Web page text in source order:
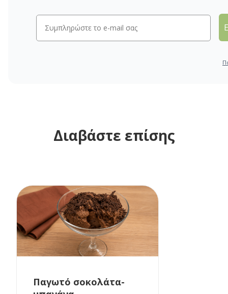
Διαβάστε επίσης
Παγωτό σοκολάτα-